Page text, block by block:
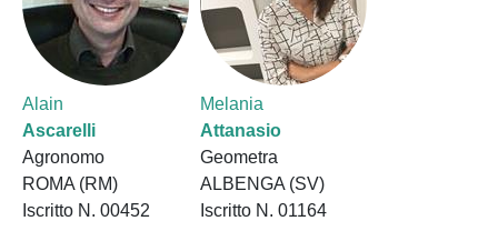
Alain
Ascarelli
Agronomo
ROMA (RM)
Iscritto N. 00452
Melania
Attanasio
Geometra
ALBENGA (SV)
Iscritto N. 01164